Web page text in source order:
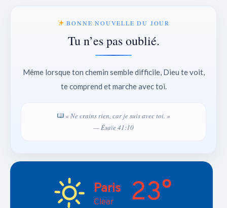
BONNE NOUVELLE DU JOUR
Tu n’es pas oublié.
Même lorsque ton chemin semble difficile, Dieu te voit,
te comprend et marche avec toi.
« Ne crains rien, car je suis avec toi. »
— Ésaïe 41:10
Paris
Clear 23°